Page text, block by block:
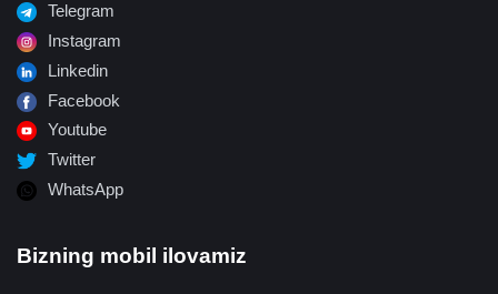
Telegram
Instagram
Linkedin
Facebook
Youtube
Twitter
WhatsApp
Bizning mobil ilovamiz